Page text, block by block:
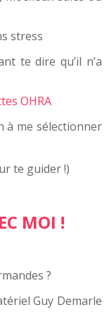
stress
te dire qu’il n’a
OHRA
à me sélectionner
te guider !)
MOI !
?
Guy Demarle